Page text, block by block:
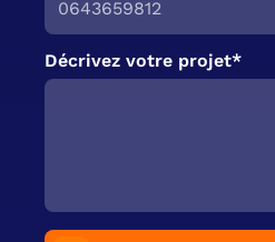
Décrivez votre projet*